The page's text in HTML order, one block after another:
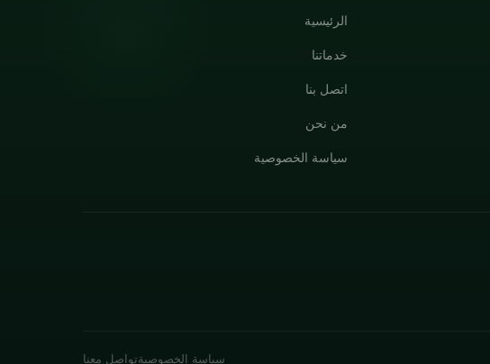
الرئيسية
خدماتنا
اتصل بنا
من نحن
سياسة الخصوصية
سياسة الخصوصيةتواصل معنا